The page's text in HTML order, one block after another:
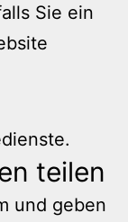
Sie ein
teilen
und geben